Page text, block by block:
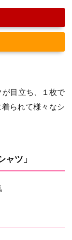
が目立ち、１枚で
られて様々なシ
ツ」